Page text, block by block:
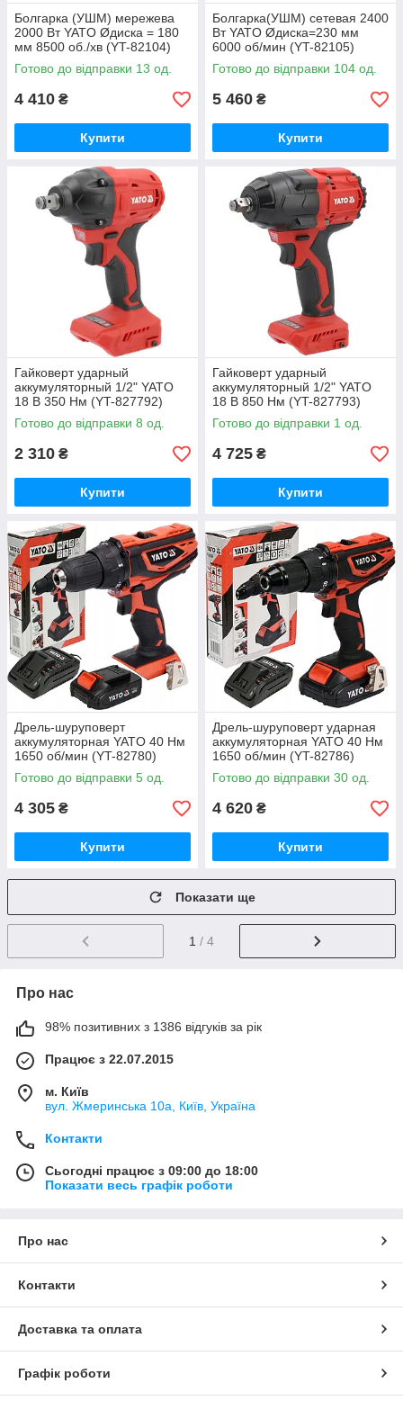
Болгарка (УШМ) мережева
2000 Вт YATO Øдиска = 180
мм 8500 об./хв (YT-82104)
Готово до відправки 13 од.
4 410 ₴
Купити
Болгарка(УШМ) сетевая 2400
Вт YATO Øдиска=230 мм
6000 об/мин (YT-82105)
Готово до відправки 104 од.
5 460 ₴
Купити
Гайковерт ударный
аккумуляторный 1/2" YATO
18 В 350 Нм (YT-827792)
Готово до відправки 8 од.
2 310 ₴
Купити
Гайковерт ударный
аккумуляторный 1/2" YATO
18 В 850 Нм (YT-827793)
Готово до відправки 1 од.
4 725 ₴
Купити
Дрель-шуруповерт
аккумуляторная YATO 40 Нм
1650 об/мин (YT-82780)
Готово до відправки 5 од.
4 305 ₴
Купити
Дрель-шуруповерт ударная
аккумуляторная YATO 40 Нм
1650 об/мин (YT-82786)
Готово до відправки 30 од.
4 620 ₴
Купити
Показати ще
1 / 4
Про нас
98% позитивних з 1386 відгуків за рік
Працює з 22.07.2015
м. Київ
вул. Жмеринська 10а, Київ, Україна
Контакти
Сьогодні працює з 09:00 до 18:00
Показати весь графік роботи
Про нас
Контакти
Доставка та оплата
Графік роботи